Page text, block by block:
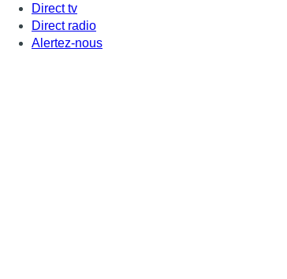
Direct tv
Direct radio
Alertez-nous